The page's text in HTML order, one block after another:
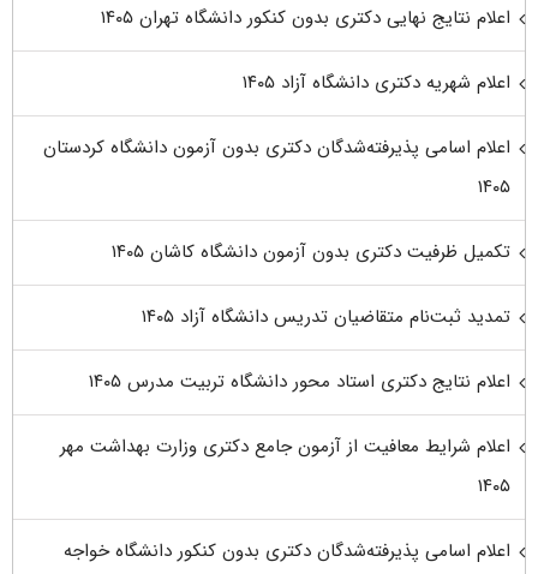
اعلام نتایج نهایی دکتری بدون کنکور دانشگاه تهران ۱۴۰۵
اعلام شهریه دکتری دانشگاه آزاد ۱۴۰۵
اعلام اسامی پذیرفته‌شدگان دکتری بدون آزمون دانشگاه کردستان
۱۴۰۵
تکمیل ظرفیت دکتری بدون آزمون دانشگاه کاشان ۱۴۰۵
تمدید ثبت‌نام متقاضیان تدریس دانشگاه آزاد ۱۴۰۵
اعلام نتایج دکتری استاد محور دانشگاه تربیت مدرس ۱۴۰۵
اعلام شرایط معافیت از آزمون جامع دکتری وزارت بهداشت مهر
۱۴۰۵
اعلام اسامی پذیرفته‌شدگان دکتری بدون کنکور دانشگاه خواجه